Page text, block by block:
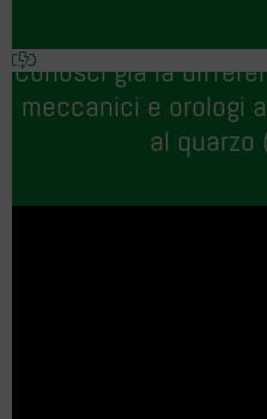
Conosci già la
meccanici e orologi
al